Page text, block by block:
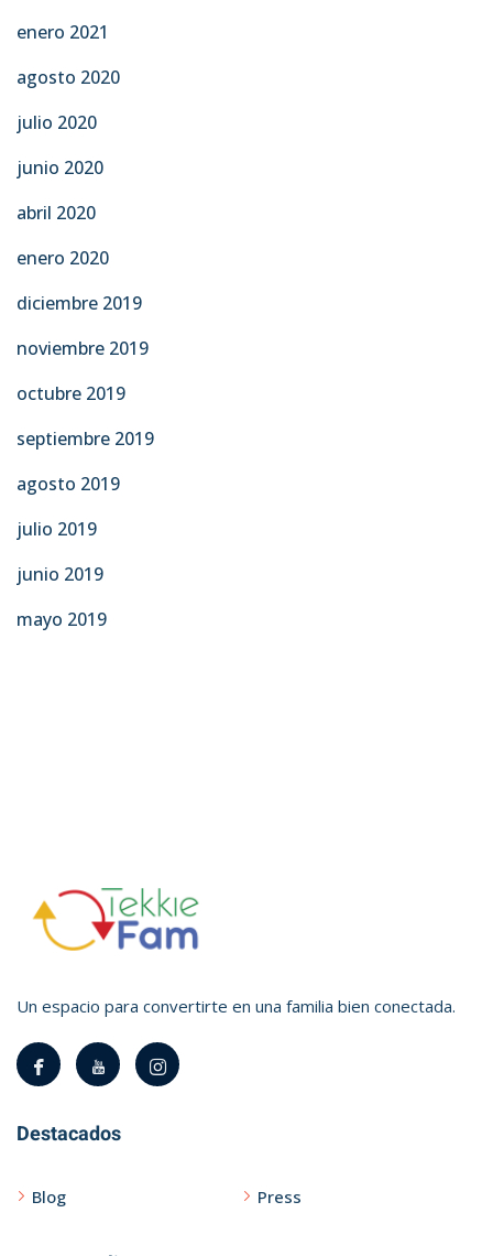
enero 2021
agosto 2020
julio 2020
junio 2020
abril 2020
enero 2020
diciembre 2019
noviembre 2019
octubre 2019
septiembre 2019
agosto 2019
julio 2019
junio 2019
mayo 2019
Un espacio para convertirte en una familia bien conectada.
Destacados
Blog Press